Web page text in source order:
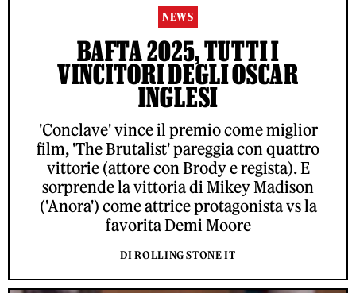
NEWS
BAFTA 2025, TUTTI I
VINCITORI DEGLI OSCAR
INGLESI
'Conclave' vince il premio come miglior
film, 'The Brutalist' pareggia con quattro
vittorie (attore con Brody e regista). E
sorprende la vittoria di Mikey Madison
('Anora') come attrice protagonista vs la
favorita Demi Moore
DI ROLLING STONE IT